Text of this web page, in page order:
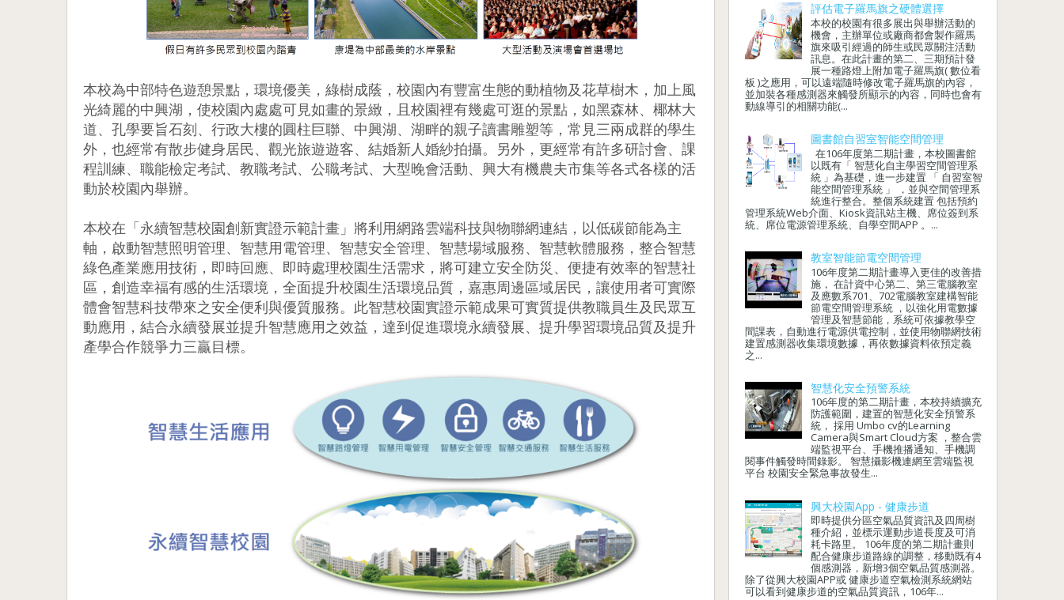
本校為中部特色遊憩景點，環境優美，綠樹成蔭，校園內有豐富生態的動植物及花草樹木，加上風
光綺麗的中興湖，使校園內處處可見如畫的景緻，且校園裡有幾處可逛的景點，如黑森林、椰林大
道、孔學要旨石刻、行政大樓的圓柱巨聯、中興湖、湖畔的親子讀書雕塑等，常見三兩成群的學生
外，也經常有散步健身居民、觀光旅遊遊客、結婚新人婚紗拍攝。另外，更經常有許多研討會、課
程訓練、職能檢定考試、教職考試、公職考試、大型晚會活動、興大有機農夫市集等各式各樣的活
動於校園內舉辦。
本校在「永續智慧校園創新實證示範計畫」將利用網路雲端科技與物聯網連結，以低碳節能為主
軸，啟動智慧照明管理、智慧用電管理、智慧安全管理、智慧場域服務、智慧軟體服務，整合智慧
綠色產業應用技術，即時回應、即時處理校園生活需求，將可建立安全防災、便捷有效率的智慧社
區，創造幸福有感的生活環境，全面提升校園生活環境品質，嘉惠周邊區域居民，讓使用者可實際
體會智慧科技帶來之安全便利與優質服務。此智慧校園實證示範成果可實質提供教職員生及民眾互
動應用，結合永續發展並提升智慧應用之效益，達到促進環境永續發展、提升學習環境品質及提升
產學合作競爭力三贏目標。
評估電子羅馬旗之硬體選擇
本校的校園有很多展出與舉辦活動的
機會，主辦單位或廠商都會製作羅馬
旗來吸引經過的師生或民眾關注活動
訊息。在此計畫的第二、三期預計發
展一種路燈上附加電子羅馬旗( 數位看
板 )之應用，可以遠端隨時修改電子羅馬旗的內容，
並加裝各種感測器來觸發所顯示的內容，同時也會有
動線導引的相關功能(...
圖書館自習室智能空間管理
在106年度第二期計畫，本校圖書館
以既有「 智慧化自主學習空間管理系
統 」為基礎，進一步建置 「 自習室智
能空間管理系統 」 ，並與空間管理系
統進行整合。整個系統建置 包括預約
管理系統Web介面、Kiosk資訊站主機、席位簽到系
統、席位電源管理系統、自學空間APP 。...
教室智能節電空間管理
106年度第二期計畫導入更佳的改善措
施， 在計資中心第二、第三電腦教室
及應數系701、702電腦教室建構智能
節電空間管理系統 ，以強化用電數據
管理及智慧節能，系統可依據教學空
間課表，自動進行電源供電控制，並使用物聯網技術
建置感測器收集環境數據，再依數據資料依預定義
之...
智慧化安全預警系統
106年度的第二期計畫，本校持續擴充
防護範圍，建置的智慧化安全預警系
統， 採用 Umbo cv的Learning
Camera與Smart Cloud方案 ，整合雲
端監視平台、手機推播通知、手機調
閱事件觸發時間錄影。 智慧攝影機連網至雲端監視
平台 校園安全緊急事故發生...
興大校園App - 健康步道
即時提供分區空氣品質資訊及四周樹
種介紹，並標示運動步道長度及可消
耗卡路里。 106年度的第二期計畫則
配合健康步道路線的調整，移動既有4
個感測器，新增3個空氣品質感測器。
除了從興大校園APP或 健康步道空氣檢測系統網站
可以看到健康步道的空氣品質資訊，106年...